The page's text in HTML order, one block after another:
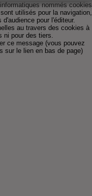
nommés cookies
utilisés pour la navigation,
pour l'éditeur.
au travers des cookies à
ni pour des tiers.
ce message(vous pouvez
sur le lien en bas de page)